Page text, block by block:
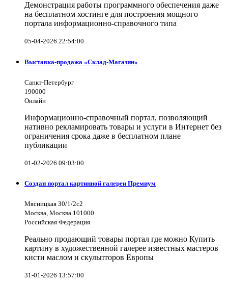
Демонстрация работы программного обеспечения даже
на бесплатном хостинге для построения мощного
портала информационно-справочного типа
05-04-2026 22:54:00
Выставка-продажа «Склад-Магазин»
Санкт-Петербург
190000
Онлайн
Информационно-справочный портал, позволяющий
нативно рекламировать товары и услуги в Интернет без
ограничения срока даже в бесплатном плане
публикации
01-02-2026 09:03:00
Создан портал картинной галереи Премиум
Мясницкая 30/1/2с2
Москва, Москва 101000
Российская Федерация
Реально продающий товары портал где можно Купить
картину в художественной галерее известных мастеров
кисти маслом и скульпторов Европы
31-01-2026 13:57:00